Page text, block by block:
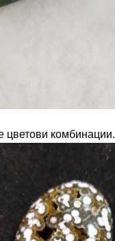
цветови комбинации.